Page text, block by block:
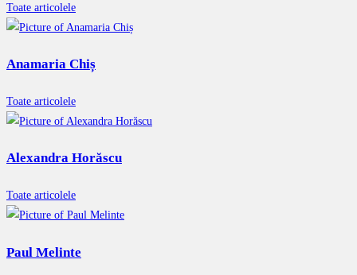
Toate articolele
Anamaria Chiș
Toate articolele
Alexandra Horăscu
Toate articolele
Paul Melinte